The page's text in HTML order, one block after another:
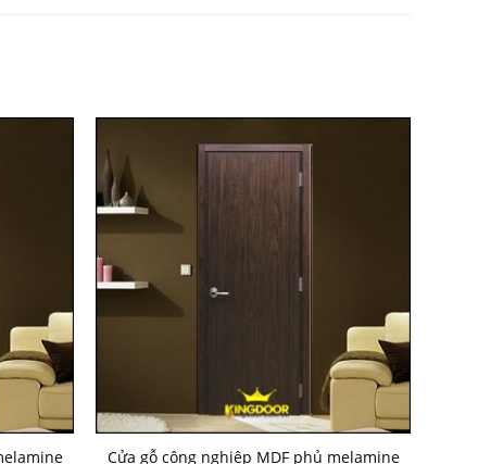
Cửa gỗ công nghiệp MDF phủ melamine